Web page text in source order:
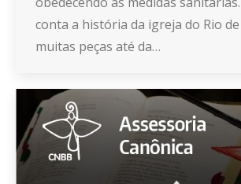
conta a história da igreja do Rio
muitas peças até da…